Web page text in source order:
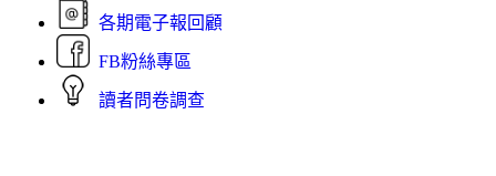
各期電子報回顧
FB粉絲專區
讀者問卷調查